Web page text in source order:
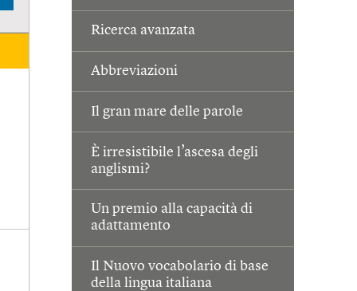
Ricerca avanzata
Abbreviazioni
Il gran mare delle parole
È irresistibile l’ascesa degli
anglismi?
Un premio alla capacità di
adattamento
Il Nuovo vocabolario di base
della lingua italiana